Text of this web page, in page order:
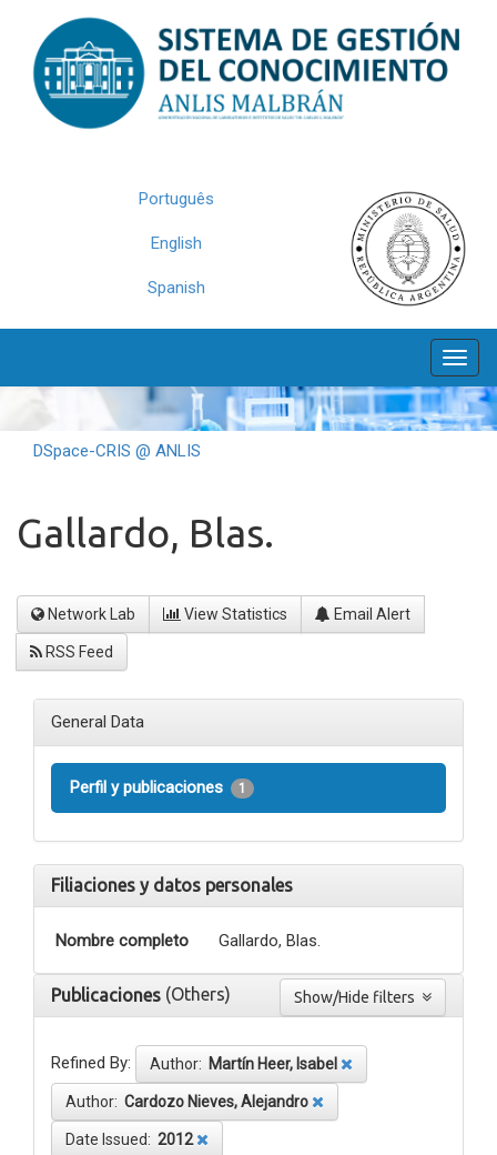
navigation
Português
English
Spanish
DSpace-CRIS @ ANLIS
Gallardo, Blas.
Network Lab View Statistics Email Alert
RSS Feed
General Data
Perfil y publicaciones 1
Filiaciones y datos personales
Nombre completo Gallardo, Blas.
Publicaciones (Others)
Refined By: Author: Martín Heer, Isabel
Author: Cardozo Nieves, Alejandro
Date Issued: 2012